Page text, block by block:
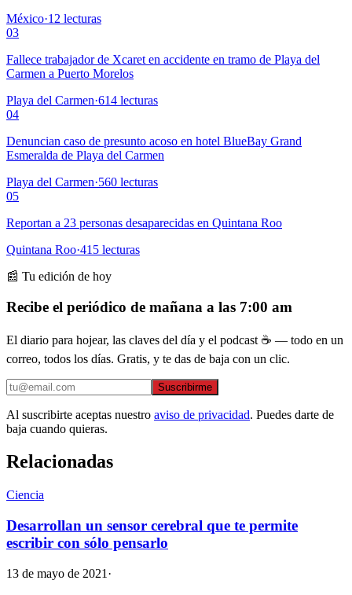
México·12 lecturas
03
Fallece trabajador de Xcaret en accidente en tramo de Playa del
Carmen a Puerto Morelos
Playa del Carmen·614 lecturas
04
Denuncian caso de presunto acoso en hotel BlueBay Grand
Esmeralda de Playa del Carmen
Playa del Carmen·560 lecturas
05
Reportan a 23 personas desaparecidas en Quintana Roo
Quintana Roo·415 lecturas
📰 Tu edición de hoy
Recibe el periódico de mañana a las 7:00 am
El diario para hojear, las claves del día y el podcast ☕ — todo en un
correo, todos los días. Gratis, y te das de baja con un clic.
Suscribirme
Al suscribirte aceptas nuestro aviso de privacidad. Puedes darte de
baja cuando quieras.
Relacionadas
Ciencia
Desarrollan un sensor cerebral que te permite
escribir con sólo pensarlo
13 de mayo de 2021 ·